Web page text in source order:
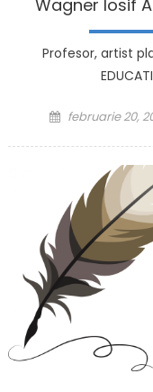
Wagner Iosif
Profesor, artist
Posted on
februarie 20,